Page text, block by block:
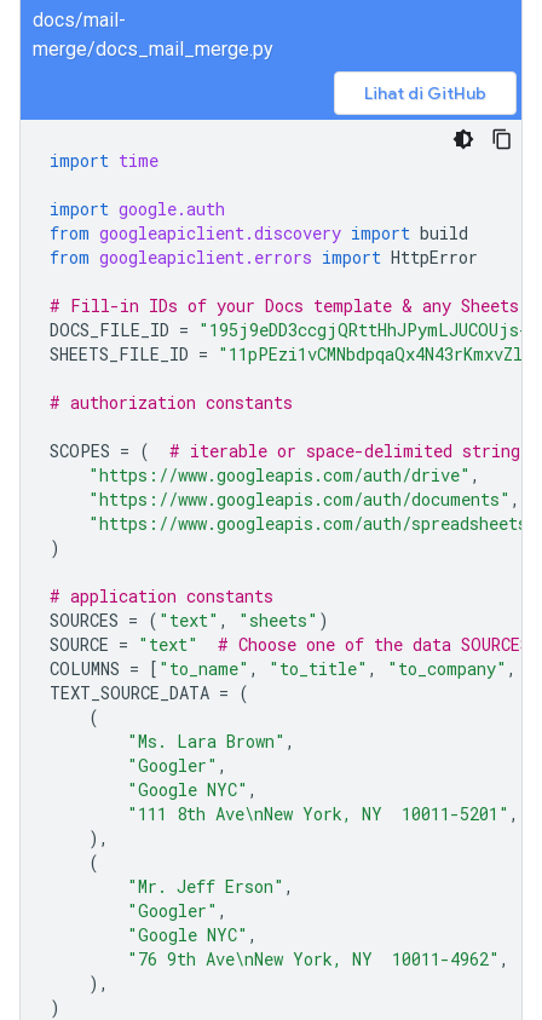
docs/mail-
merge/docs_mail_merge.py
Lihat di GitHub
import time
import google.auth
from googleapiclient.discovery import build
from googleapiclient.errors import HttpError
# Fill-in IDs of your Docs template & any Sheets
DOCS_FILE_ID =
SHEETS_FILE_ID =
# authorization constants
SCOPES = (
# iterable or space-delimited string
"https://www.googleapis.com/auth/drive" ,
"https://www.googleapis.com/auth/documents" ,
"https://www.googleapis.com/auth/
)
# application constants
SOURCES = ( "text" , "sheets" )
SOURCE = "text"
# Choose one of the data SOURCES
COLUMNS = [ "to_name" , "to_title" , "to_company" ,
TEXT_SOURCE_DATA = (
(
"Ms. Lara Brown" ,
"Googler" ,
"Google NYC" ,
"111 8th Ave\nNew York, NY  10011-5201" ,
),
(
"Mr. Jeff Erson" ,
"Googler" ,
"Google NYC" ,
"76 9th Ave\nNew York, NY  10011-4962" ,
),
)